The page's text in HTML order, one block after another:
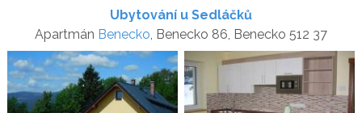
Ubytování u Sedláčků
Apartmán Benecko, Benecko 86, Benecko 512 37